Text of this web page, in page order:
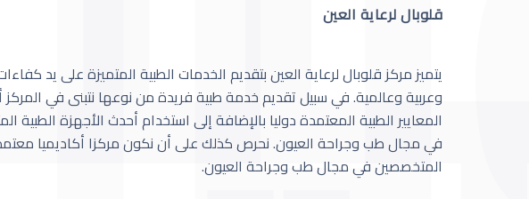
قلوبال لرعاية العين
يتميز مركز قلوبال لرعاية العين بتقديم الخدمات الطبية المتميزة على يد
وعربية وعالمية. في سبيل تقديم خدمة طبية فريدة من نوعها نتبنى في المركز
المعايير الطبية المعتمدة دوليا بالإضافة إلى استخدام أحدث الأجهزة الطبية
في مجال طب وجراحة العيون. نحرص كذلك على أن نكون مركزا أكاديميا
المتخصصين في مجال طب وجراحة العيون.